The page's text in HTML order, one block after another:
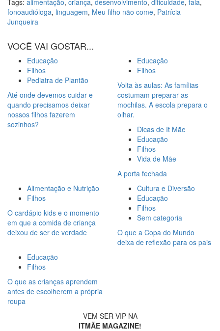
fonoaudióloga, linguagem, Meu filho não come, Patrícia
Junqueira
VOCÊ VAI GOSTAR...
Educação
Filhos
Pediatra de Plantão
Até onde devemos cuidar e
quando precisamos deixar
nossos filhos fazerem
sozinhos?
Educação
Filhos
Volta às aulas: As famílias
costumam preparar as
mochilas. A escola prepara o
olhar.
Dicas de It Mãe
Educação
Filhos
Vida de Mãe
A porta fechada
Alimentação e Nutrição
Filhos
O cardápio kids e o momento
em que a comida de criança
deixou de ser de verdade
Cultura e Diversão
Educação
Filhos
Sem categoria
O que a Copa do Mundo
deixa de reflexão para os pais
Educação
Filhos
O que as crianças aprendem
antes de escolherem a própria
roupa
VEM SER VIP NA
ITMÃE MAGAZINE!